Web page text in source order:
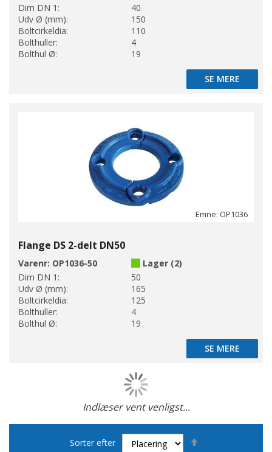
Dim DN 1:
40
Udv Ø (mm):
150
Boltcirkeldia:
110
Bolthuller:
4
Bolthul Ø:
19
SE MERE
SE MERE
Emne: OP1036
Flange DS 2-delt DN50
Varenr: OP1036-50
Lager (2)
Dim DN 1:
50
Udv Ø (mm):
165
Boltcirkeldia:
125
Bolthuller:
4
Bolthul Ø:
19
SE MERE
SE MERE
Indlæser vent venligst...
Sorter efter